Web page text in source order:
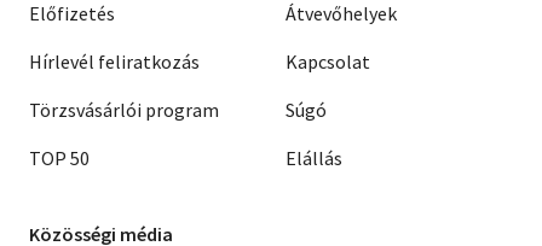
Előfizetés
Hírlevél feliratkozás
Törzsvásárlói program
TOP 50
Átvevőhelyek
Kapcsolat
Súgó
Elállás
Közösségi média